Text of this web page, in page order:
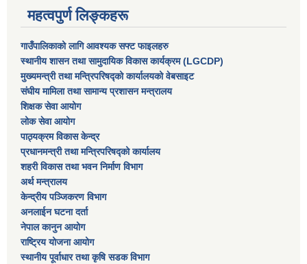
महत्वपुर्ण लिङ्कहरू
गाउँपालिकाको लागि आवश्यक सफ्ट फाइलहरु
स्थानीय शासन तथा सामुदायिक विकास कार्यक्रम (LGCDP)
मुख्यमन्त्री तथा मन्त्रिपरिषद्को कार्यालयको वेबसाइट
संघीय मामिला तथा सामान्य प्रशासन मन्त्रालय
शिक्षक सेवा आयोग
लोक सेवा आयोग
पाठ्यक्रम विकास केन्द्र
प्रधानमन्त्री तथा मन्त्रिपरिषद्को कार्यालय
शहरी विकास तथा भवन निर्माण विभाग
अर्थ मन्त्रालय
केन्द्रीय पञ्जिकरण विभाग
अनलाईन घटना दर्ता
नेपाल कानुन आयोग
राष्ट्रिय योजना आयोग
स्थानीय पूर्वाधार तथा कृषि सडक विभाग